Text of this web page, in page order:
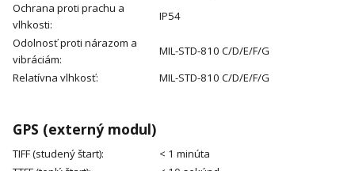
Ochrana proti prachu a
vlhkosti:
IP54
Odolnosť proti nárazom a
vibráciám:
MIL-STD-810 C/D/E/F/G
Relatívna vlhkosť:
MIL-STD-810 C/D/E/F/G
GPS (externý modul)
TIFF (studený štart):
< 1 minúta